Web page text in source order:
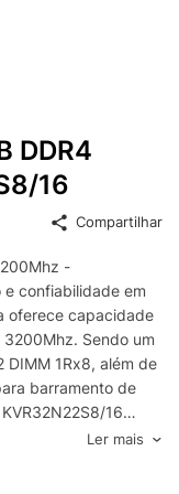
DDR4
16
Compartilhar
-
e confiabilidade em
oferece capacidade
Sendo um
DIMM 1Rx8, além de
barramento de
16
16
16 Kingston -
Non-ECC CL22
Ler mais